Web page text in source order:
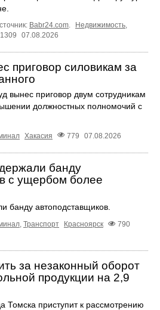
Babr24.com. Недвижимость,
1309 07.08.2026
приговор силовикам за
вынес приговор двум сотрудникам
должностных полномочий с
Хакасия 779 07.08.2026
банду
с ущербом более
банду автоподставщиков.
Транспорт Красноярск
790
за незаконный оборот
продукции на 2,9
Томска приступит к рассмотрению